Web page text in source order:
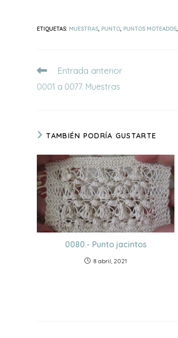
ETIQUETAS: MUESTRAS, PUNTO, PUNTOS MOTEADOS,
Leer
artículos
Entrada anterior
0001 a 0077. Muestras
TAMBIÉN PODRÍA GUSTARTE
0080.- Punto jacintos
8 abril, 2021